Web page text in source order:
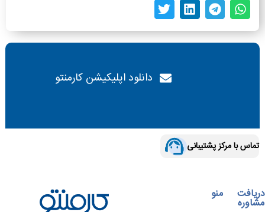
دانلود اپلیکیشن کارمنتو
تماس با مرکز پشتیبانی
دریافت
مشاوره
منو